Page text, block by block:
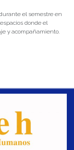
el semestre en
donde el
y acompañamiento.